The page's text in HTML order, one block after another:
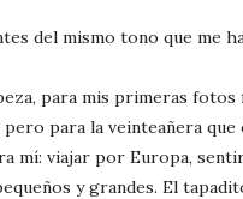
del mismo tono que me
para mis primeras
para la veinteañera
mí: viajar por Europa,
y grandes. El